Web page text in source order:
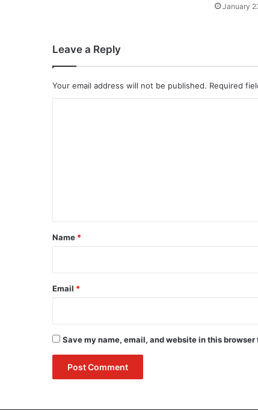
January
Leave a Reply
Your email address will not be published. Required
*
Name *
Email *
Save my name, email, and website in this